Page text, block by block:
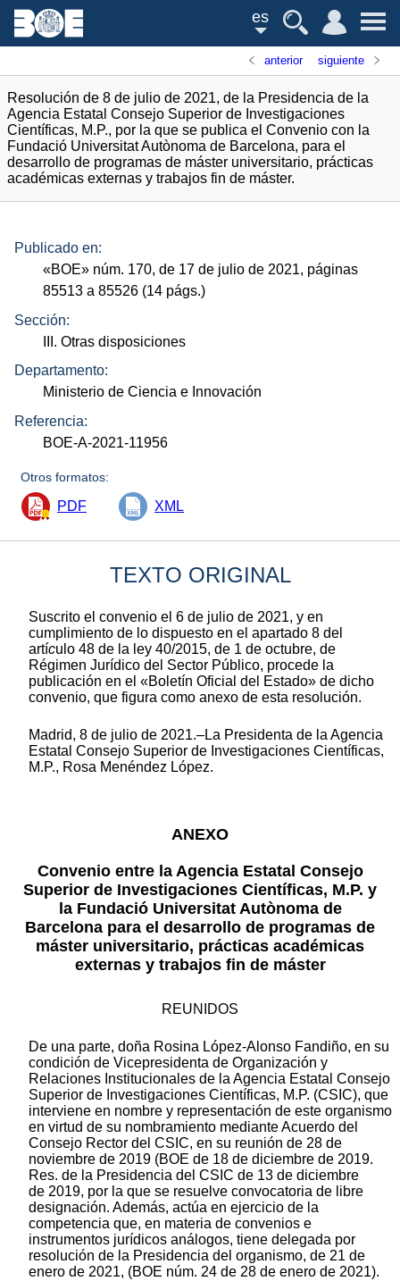
es
anterior siguiente
Resolución de 8 de julio de 2021, de la Presidencia de la
Agencia Estatal Consejo Superior de Investigaciones
Científicas, M.P., por la que se publica el Convenio con la
Fundació Universitat Autònoma de Barcelona, para el
desarrollo de programas de máster universitario, prácticas
académicas externas y trabajos fin de máster.
Publicado en:
«BOE» núm. 170, de 17 de julio de 2021, páginas
85513 a 85526 (14 págs.)
Sección:
III. Otras disposiciones
Departamento:
Ministerio de Ciencia e Innovación
Referencia:
BOE-A-2021-11956
Otros formatos:
PDF XML
TEXTO ORIGINAL
Suscrito el convenio el 6 de julio de 2021, y en
cumplimiento de lo dispuesto en el apartado 8 del
artículo 48 de la ley 40/2015, de 1 de octubre, de
Régimen Jurídico del Sector Público, procede la
publicación en el «Boletín Oficial del Estado» de dicho
convenio, que figura como anexo de esta resolución.
Madrid, 8 de julio de 2021.–La Presidenta de la Agencia
Estatal Consejo Superior de Investigaciones Científicas,
M.P., Rosa Menéndez López.
ANEXO
Convenio entre la Agencia Estatal Consejo
Superior de Investigaciones Científicas, M.P. y
la Fundació Universitat Autònoma de
Barcelona para el desarrollo de programas de
máster universitario, prácticas académicas
externas y trabajos fin de máster
REUNIDOS
De una parte, doña Rosina López-Alonso Fandiño, en su
condición de Vicepresidenta de Organización y
Relaciones Institucionales de la Agencia Estatal Consejo
Superior de Investigaciones Científicas, M.P. (CSIC), que
interviene en nombre y representación de este organismo
en virtud de su nombramiento mediante Acuerdo del
Consejo Rector del CSIC, en su reunión de 28 de
noviembre de 2019 (BOE de 18 de diciembre de 2019.
Res. de la Presidencia del CSIC de 13 de diciembre
de 2019, por la que se resuelve convocatoria de libre
designación. Además, actúa en ejercicio de la
competencia que, en materia de convenios e
instrumentos jurídicos análogos, tiene delegada por
resolución de la Presidencia del organismo, de 21 de
enero de 2021, (BOE núm. 24 de 28 de enero de 2021).